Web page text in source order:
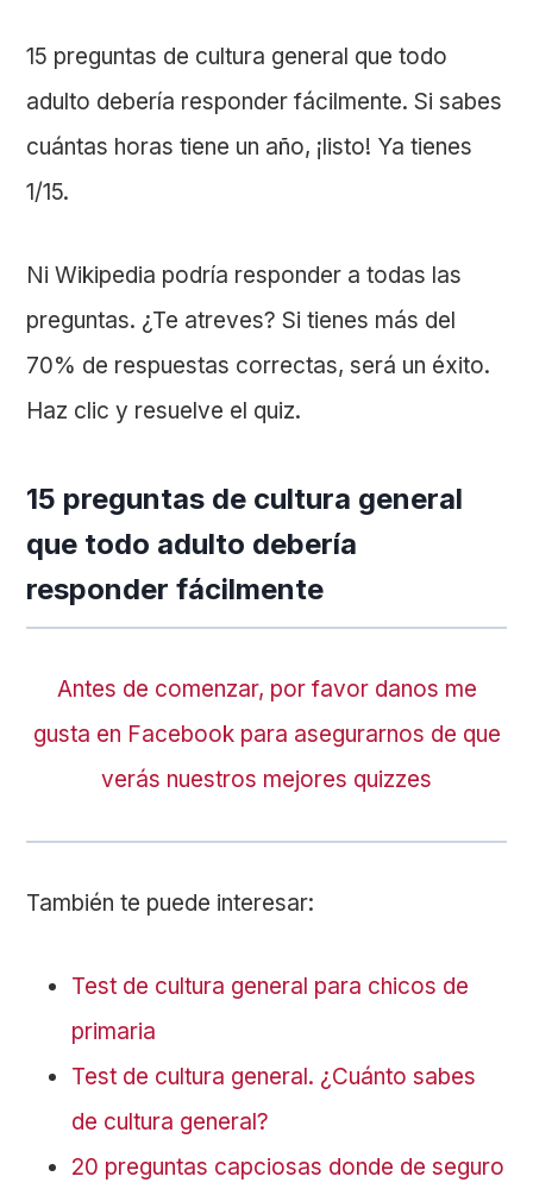
15 preguntas de cultura general que todo
adulto debería responder fácilmente. Si sabes
cuántas horas tiene un año, ¡listo! Ya tienes
1/15.
Ni Wikipedia podría responder a todas las
preguntas. ¿Te atreves? Si tienes más del
70% de respuestas correctas, será un éxito.
Haz clic y resuelve el quiz.
15 preguntas de cultura general
que todo adulto debería
responder fácilmente
Antes de comenzar, por favor danos me
gusta en Facebook para asegurarnos de que
verás nuestros mejores quizzes
También te puede interesar:
Test de cultura general para chicos de
primaria
Test de cultura general. ¿Cuánto sabes
de cultura general?
20 preguntas capciosas donde de seguro